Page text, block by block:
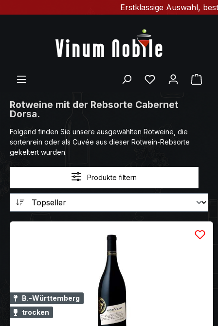
Erstklassige Auswahl,
Du hast 0
Rotweine mit der Rebsorte Cabernet
Dorsa.
Folgend finden Sie unsere ausgewählten Rotweine, die
sortenrein oder als Cuvée aus dieser Rotwein-Rebsorte
gekeltert wurden.
Produkte filtern
B.-Württemberg
trocken